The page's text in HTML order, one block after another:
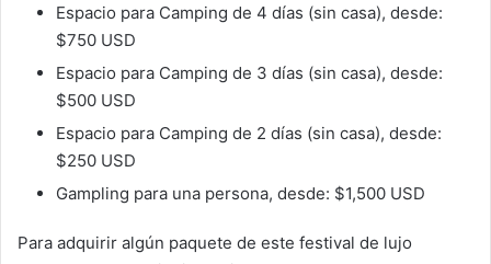
Espacio para Camping de 4 días (sin casa), desde:
$750 USD
Espacio para Camping de 3 días (sin casa), desde:
$500 USD
Espacio para Camping de 2 días (sin casa), desde:
$250 USD
Gampling para una persona, desde: $1,500 USD
Para adquirir algún paquete de este festival de lujo